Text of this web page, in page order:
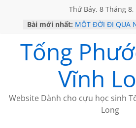
Thứ Bảy, 8 Tháng 8,
Bài mới nhất: MỘT ĐỜI ĐI QUA
KHÔNG ĐỀ 19
CHÙM THƠ CỦA
GIÃ TỪ ĐÀ LẠT
HỌC SỬ HỒI XƯA
Tống
Vĩnh
Website Dành cho cựu học sinh
Long